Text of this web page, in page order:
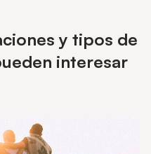
y tipos de
interesar